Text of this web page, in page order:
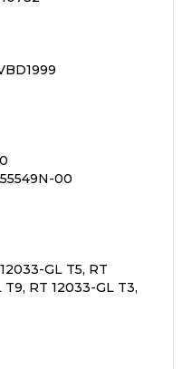
00
GL T5, RT
RT 12033-GL T3,